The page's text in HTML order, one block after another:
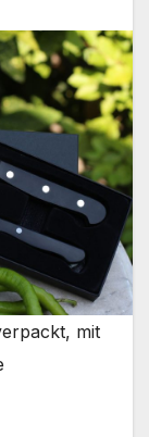
mit